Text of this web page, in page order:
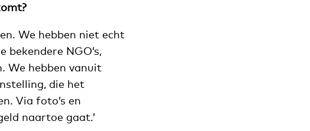
We hebben niet echt
NGO’s,
We hebben vanuit
die het
Via foto’s en
naartoe gaat.’